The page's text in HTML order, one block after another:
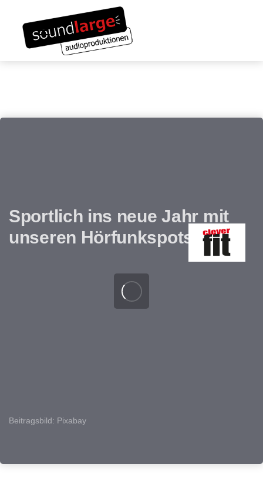
überspringen
Inhalt
springen
Sportlich ins neue Jahr mit
unseren Hörfunkspots
Beitragsbild: Pixabay